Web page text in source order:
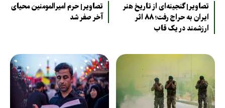
تصاویر| گنجینه‌ای از تاریخ هنر
ایران به حراج رفت؛ ۸۸ اثر
ارزشمند در یک قاب
تصاویر| حرم امیرالمومنین محیای
آخر صفر شد